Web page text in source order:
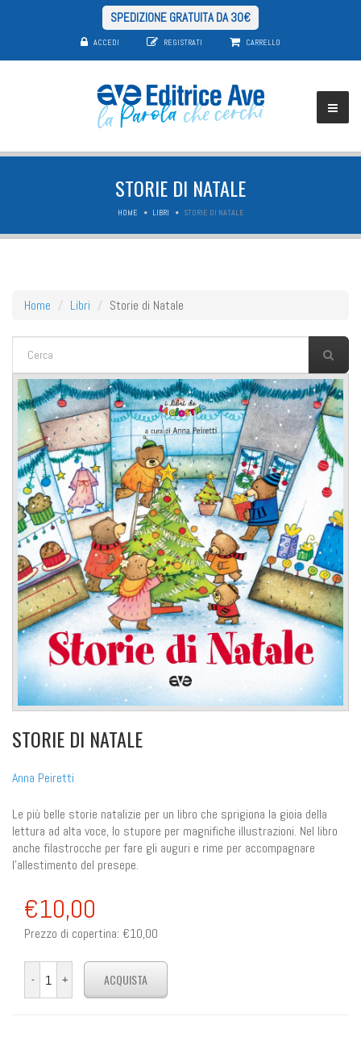
SPEDIZIONE GRATUITA DA 30€
ACCEDI REGISTRATI CARRELLO
STORIE DI NATALE
HOME LIBRI STORIE DI NATALE
Home Libri Storie di Natale
FORM DI RICERCA
STORIE DI NATALE
Anna Peiretti
Le più belle storie natalizie per un libro che sprigiona la gioia della
lettura ad alta voce, lo stupore per magnifiche illustrazioni. Nel libro
anche filastrocche per fare gli auguri e rime per accompagnare
l'allestimento del presepe.
€10,00
Prezzo di copertina: €10,00